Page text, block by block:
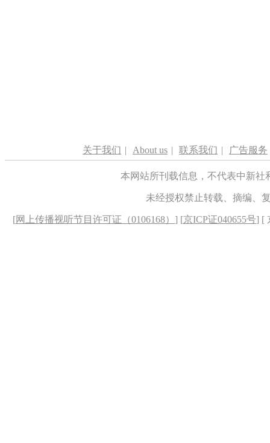
关于我们 | About us | 联系我们 | 广告服务
本网站所刊载信息，不代表中新
未经授权禁止转载、摘编、
[网上传播视听节目许可证（0106168） ] [京ICP证040655号] [